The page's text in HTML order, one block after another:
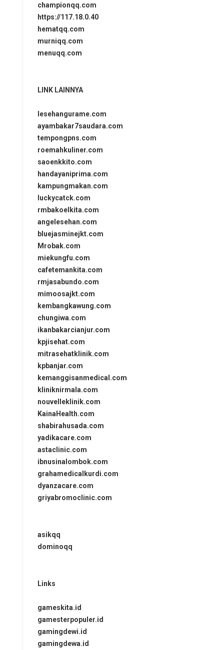
championqq.com
https://117.18.0.40
hematqq.com
murniqq.com
menuqq.com
LINK LAINNYA
lesehangurame.com
ayambakar7saudara.com
tempongpns.com
roemahkuliner.com
saoenkkito.com
handayaniprima.com
kampungmakan.com
luckycatck.com
rmbakoelkita.com
angelesehan.com
bluejasminejkt.com
Mrobak.com
miekungfu.com
cafetemankita.com
rmjasabundo.com
mimoosajkt.com
kembangkawung.com
chungiwa.com
ikanbakarcianjur.com
kpjisehat.com
mitrasehatklinik.com
kpbanjar.com
kemanggisanmedical.com
kliniknirmala.com
nouvelleklinik.com
KainaHealth.com
shabirahusada.com
yadikacare.com
astaclinic.com
ibnusinalombok.com
grahamedicalkurdi.com
dyanzacare.com
griyabromoclinic.com
asikqq
dominoqq
Links
gameskita.id
gamesterpopuler.id
gamingdewi.id
gamingdewa.id